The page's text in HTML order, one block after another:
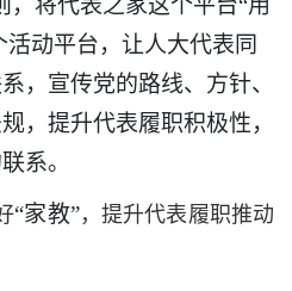
，将代表之家这个平台“用
活动平台，让人大代表同
，宣传党的路线、方针、
，提升代表履职积极性，
系。
“家教”，提升代表履职推动